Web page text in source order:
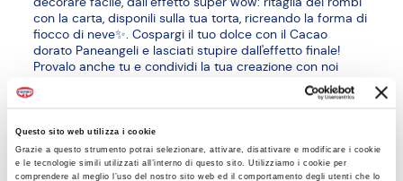
Questo sito web utilizza i cookie
Grazie a questo strumento potrai selezionare, attivare, disattivare e modificare i cookie
e le tecnologie simili utilizzati all’interno di questo sito. Utilizziamo i cookie per
comprendere al meglio l’uso del nostro sito web ed il comportamento degli utenti che lo
con la carta, disponili sulla tua torta, ricreando la forma di
fiocco di neve✨. Cospargi il tuo dolce con il Cacao
dorato Paneangeli e lasciati stupire dall'effetto finale!
Provalo anche tu e condividi la tua creazione con noi
taggando il nostro profilo ufficiale @paneangeliofficial